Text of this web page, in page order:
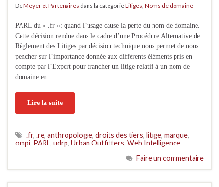
DeMeyer et Partenaires dans la catégorieLitiges Noms de domaine
PARL du « .fr »: quand l’usage cause la perte du nom de domaine.
Cette décision rendue dans le cadre d’une Procédure Alternative de
Règlement des Litiges par décision technique nous permet de nous
pencher sur l’importance donnée aux différents éléments pris en
compte par l’Expert pour trancher un litige relatif à un nom de
domaine en …
Lire la suite
.fr, .re, anthropologie, droits des tiers, litige, marque,
ompi, PARL, udrp, Urban Outfitters, Web Intelligence
Faire un commentaire